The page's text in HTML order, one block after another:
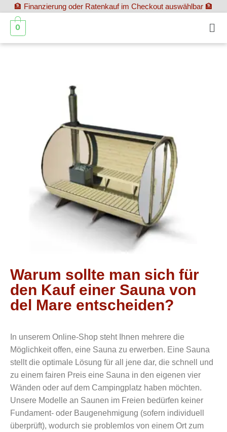
🏦 Finanzierung oder Ratenkauf im Checkout auswählbar 🏦
0
Warum sollte man sich für
den Kauf einer Sauna von
del Mare entscheiden?
In unserem Online-Shop steht Ihnen mehrere die
Möglichkeit offen, eine Sauna zu erwerben. Eine Sauna
stellt die optimale Lösung für all jene dar, die schnell und
zu einem fairen Preis eine Sauna in den eigenen vier
Wänden oder auf dem Campingplatz haben möchten.
Unsere Modelle an Saunen im Freien bedürfen keiner
Fundament- oder Baugenehmigung (sofern individuell
überprüft), wodurch sie problemlos von einem Ort zum